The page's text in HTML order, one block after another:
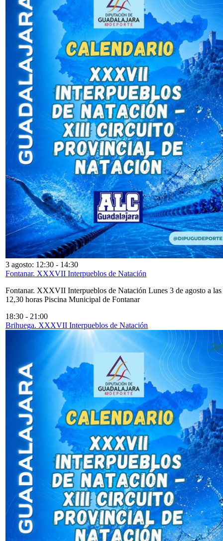
3 agosto: 12:30 - 14:30
Fontanar. XXXVII Interpueblos de Natación
Fontanar. XXXVII Interpueblos de Natación Lunes 3 de agosto a las
12,30 horas Piscina Municipal de Fontanar
18:30 - 21:00
Brihuega. XXXVII Interpueblos de Natación